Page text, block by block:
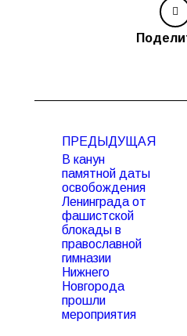
записям
ПРЕДЫДУЩАЯ
Предыдущая
запись:
В канун
памятной даты
освобождения
Ленинграда от
фашистской
блокады в
православной
гимназии
Нижнего
Новгорода
прошли
мероприятия